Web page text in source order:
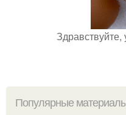
Популярные